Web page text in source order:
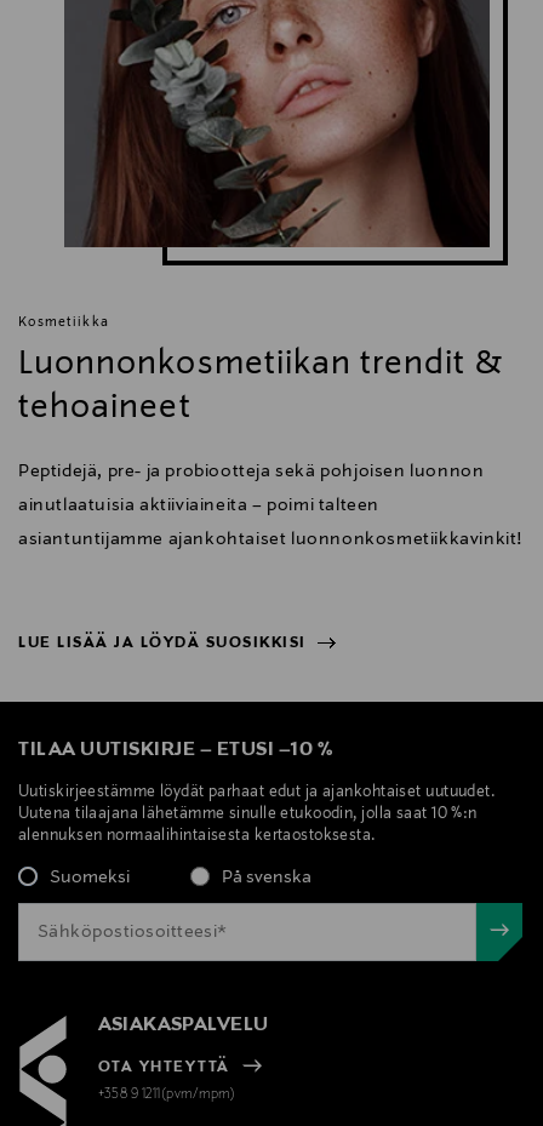
Kosmetiikka
Luonnonkosmetiikan trendit &
tehoaineet
Peptidejä, pre- ja probiootteja sekä pohjoisen luonnon
ainutlaatuisia aktiiviaineita – poimi talteen
asiantuntijamme ajankohtaiset luonnonkosmetiikkavinkit!
LUE LISÄÄ JA LÖYDÄ SUOSIKKISI
TILAA UUTISKIRJE – ETUSI –10 %
Uutiskirjeestämme löydät parhaat edut ja ajankohtaiset uutuudet.
Uutena tilaajana lähetämme sinulle etukoodin, jolla saat 10 %:n
alennuksen normaalihintaisesta kertaostoksesta.
Suomeksi På svenska
ASIAKASPALVELU
OTA YHTEYTTÄ
+358 9 1211(pvm/mpm)